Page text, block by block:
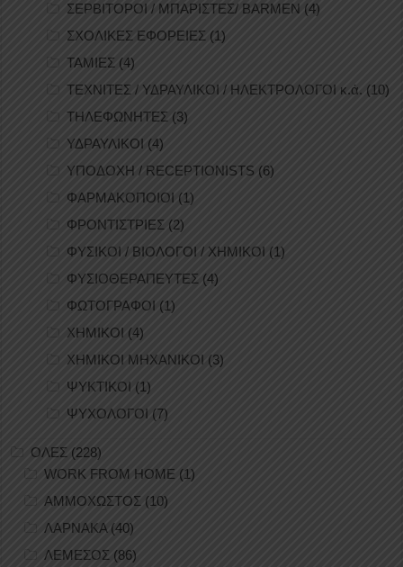
ΣΕΡΒΙΤΟΡΟΙ / ΜΠΑΡΙΣΤΕΣ/ BARMEN (4)
ΣΧΟΛΙΚΕΣ ΕΦΟΡΕΙΕΣ (1)
ΤΑΜΙΕΣ (4)
ΤΕΧΝΙΤΕΣ / ΥΔΡΑΥΛΙΚΟΙ / ΗΛΕΚΤΡΟΛΟΓΟΙ κ.ά. (10)
ΤΗΛΕΦΩΝΗΤΕΣ (3)
ΥΔΡΑΥΛΙΚΟΙ (4)
ΥΠΟΔΟΧΗ / RECEPTIONISTS (6)
ΦΑΡΜΑΚΟΠΟΙΟΙ (1)
ΦΡΟΝΤΙΣΤΡΙΕΣ (2)
ΦΥΣΙΚΟΙ / ΒΙΟΛΟΓΟΙ / ΧΗΜΙΚΟΙ (1)
ΦΥΣΙΟΘΕΡΑΠΕΥΤΕΣ (4)
ΦΩΤΟΓΡΑΦΟΙ (1)
ΧΗΜΙΚΟΙ (4)
ΧΗΜΙΚΟΙ ΜΗΧΑΝΙΚΟΙ (3)
ΨΥΚΤΙΚΟΙ (1)
ΨΥΧΟΛΟΓΟΙ (7)
ΟΛΕΣ (228)
WORK FROM HOME (1)
ΑΜΜΟΧΩΣΤΟΣ (10)
ΛΑΡΝΑΚΑ (40)
ΛΕΜΕΣΟΣ (86)